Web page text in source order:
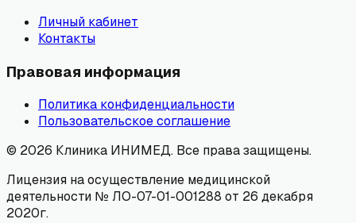
Личный кабинет
Контакты
Правовая информация
Политика конфиденциальности
Пользовательское соглашение
© 2026 Клиника ИНИМЕД. Все права защищены.
Лицензия на осуществление медицинской
деятельности № ЛО-07-01-001288 от 26 декабря
2020г.